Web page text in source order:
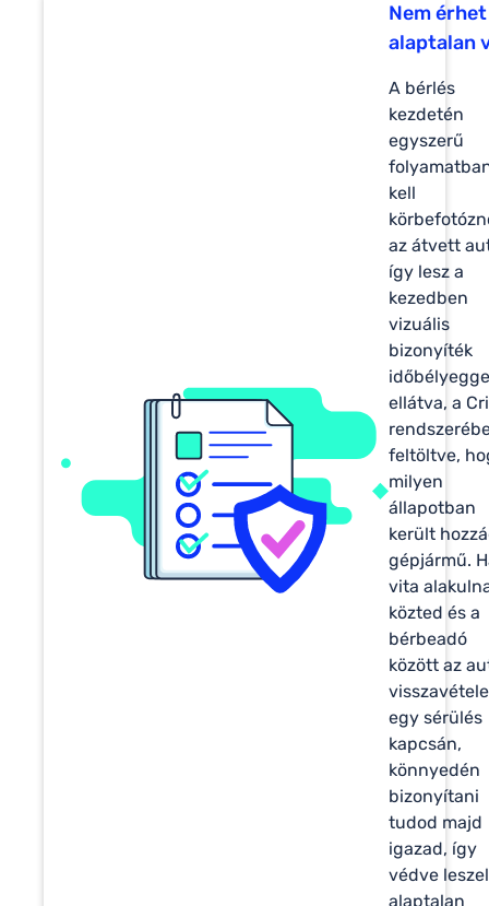
Nem érhet
alaptalan
A bérlés
kezdetén
egyszerű
kell
az átvett
így lesz a
kezedben
vizuális
bizonyíték
ellátva, a
feltöltve,
milyen
állapotban
került
gépjármű.
vita
közted és a
bérbeadó
között az
egy sérülés
kapcsán,
könnyedén
bizonyítani
tudod majd
igazad, így
védve
alaptalan